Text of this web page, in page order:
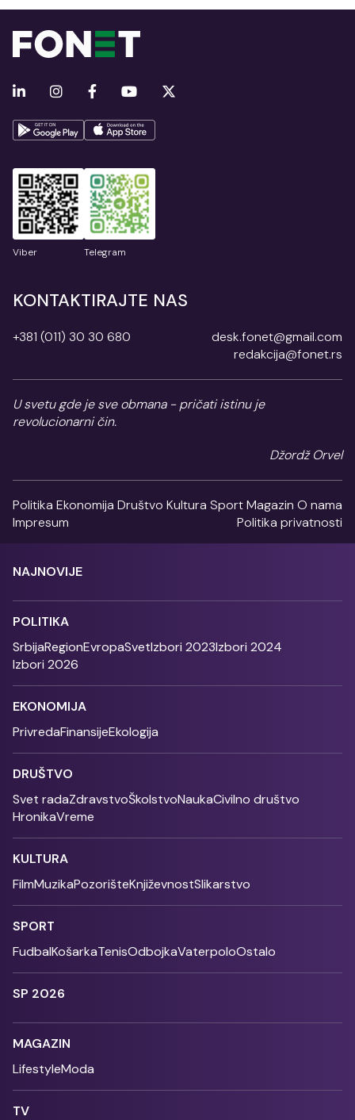
Viber Telegram
KONTAKTIRAJTE NAS
+381 (011) 30 30 680
desk.fonet@gmail.com
redakcija@fonet.rs
U svetu gde je sve obmana - pričati istinu je
revolucionarni čin.
Džordž Orvel
Politika Ekonomija Društvo Kultura SportMagazin O nama
Impresum
Politika privatnosti
NAJNOVIJE
POLITIKA
SrbijaRegionEvropaSvetIzbori 2023Izbori 2024
Izbori 2026
EKONOMIJA
PrivredaFinansijeEkologija
DRUŠTVO
Svet radaZdravstvoŠkolstvoNaukaCivilno društvo
HronikaVreme
KULTURA
FilmMuzikaPozorišteKnjiževnostSlikarstvo
SPORT
FudbalKošarkaTenisOdbojkaVaterpoloOstalo
SP 2026
MAGAZIN
LifestyleModa
TV